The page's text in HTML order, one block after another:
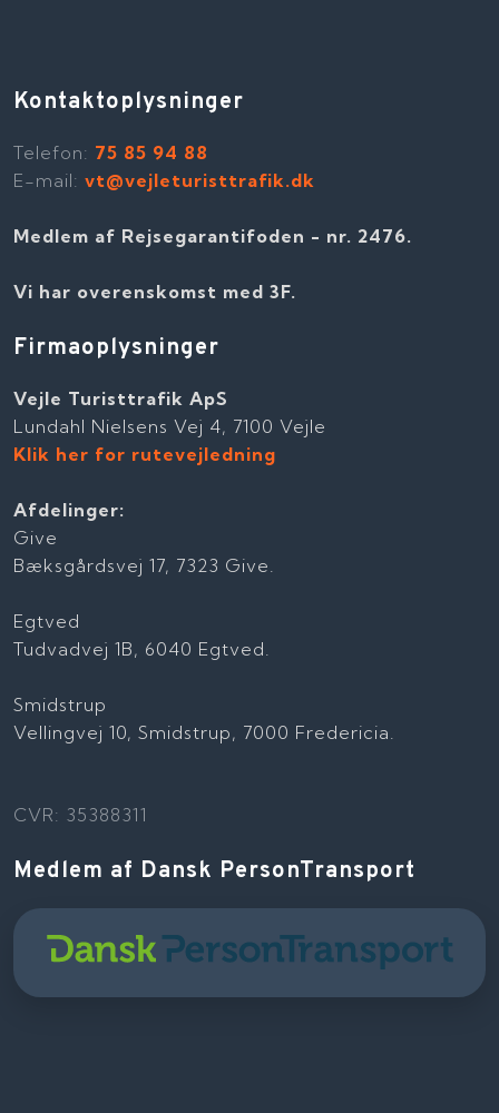
Kontaktoplysninger
Telefon​: 75 85 94 88
E-mail:vt@vejleturisttrafik.dk
Medlem af Rejsegarantifoden - nr. 2476​​.
Vi har overenskomst med 3F.
Firmaoplysninger
Vejle Turisttrafik ApS
Lundahl Nielsens Vej 4, 7100 Vejle
Klik her for rutevejledning
Afdelinger:
Give
Bæksgårdsvej 17, 7323 Give.
Egtved
Tudvadvej 1B, 6040 Egtved.
Smidstrup
Vellingvej 10, Smidstrup, 7000 Fredericia.
CVR: 35388311
Medlem af Dansk PersonTransport